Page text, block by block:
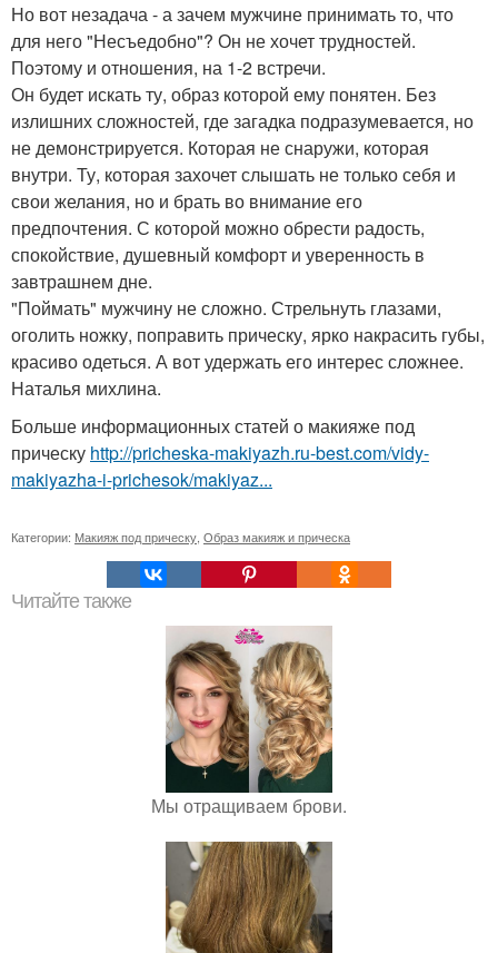
Но вот незадача - а зачем мужчине принимать то, что
для него "Несъедобно"? Он не хочет трудностей.
Поэтому и отношения, на 1-2 встречи.
Он будет искать ту, образ которой ему понятен. Без
излишних сложностей, где загадка подразумевается, но
не демонстрируется. Которая не снаружи, которая
внутри. Ту, которая захочет слышать не только себя и
свои желания, но и брать во внимание его
предпочтения. С которой можно обрести радость,
спокойствие, душевный комфорт и уверенность в
завтрашнем дне.
"Поймать" мужчину не сложно. Стрельнуть глазами,
оголить ножку, поправить прическу, ярко накрасить губы,
красиво одеться. А вот удержать его интерес сложнее.
Наталья михлина.
Больше информационных статей о макияже под
прическу http://pricheska-makiyazh.ru-best.com/vidy-
makiyazha-i-prichesok/makiyaz...
Категории: Макияж под прическу Образ макияж и прическа
Читайте также
Мы отращиваем брови.